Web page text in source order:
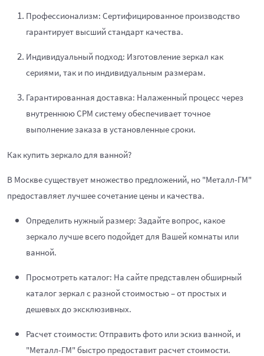
Профессионализм: Сертифицированное производство
гарантирует высший стандарт качества.
Индивидуальный подход: Изготовление зеркал как
сериями, так и по индивидуальным размерам.
Гарантированная доставка: Налаженный процесс через
внутреннюю СРМ систему обеспечивает точное
выполнение заказа в установленные сроки.
Как купить зеркало для ванной?
В Москве существует множество предложений, но "Металл-ГМ"
предоставляет лучшее сочетание цены и качества.
Определить нужный размер: Задайте вопрос, какое
зеркало лучше всего подойдет для Вашей комнаты или
ванной.
Просмотреть каталог: На сайте представлен обширный
каталог зеркал с разной стоимостью – от простых и
дешевых до эксклюзивных.
Расчет стоимости: Отправить фото или эскиз ванной, и
"Металл-ГМ" быстро предоставит расчет стоимости.